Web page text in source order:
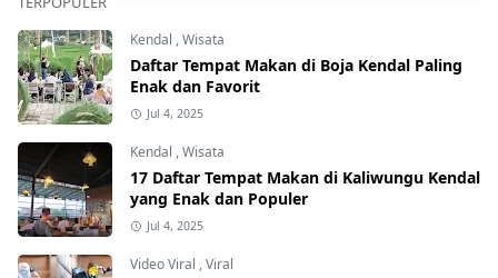
Kendal ,Wisata
Daftar Tempat Makan di Boja Kendal Paling
Enak dan Favorit
Jul 4, 2025
Kendal ,Wisata
17 Daftar Tempat Makan di Kaliwungu Kendal
yang Enak dan Populer
Jul 4, 2025
Video Viral ,Viral